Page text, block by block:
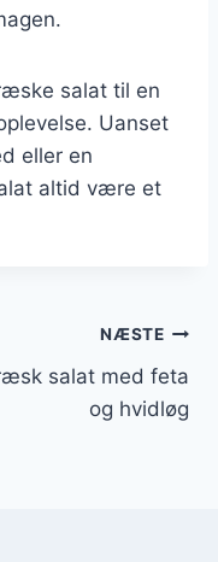
salat til en
Uanset
eller en
altid være et
NÆSTE
salat med feta
og hvidløg